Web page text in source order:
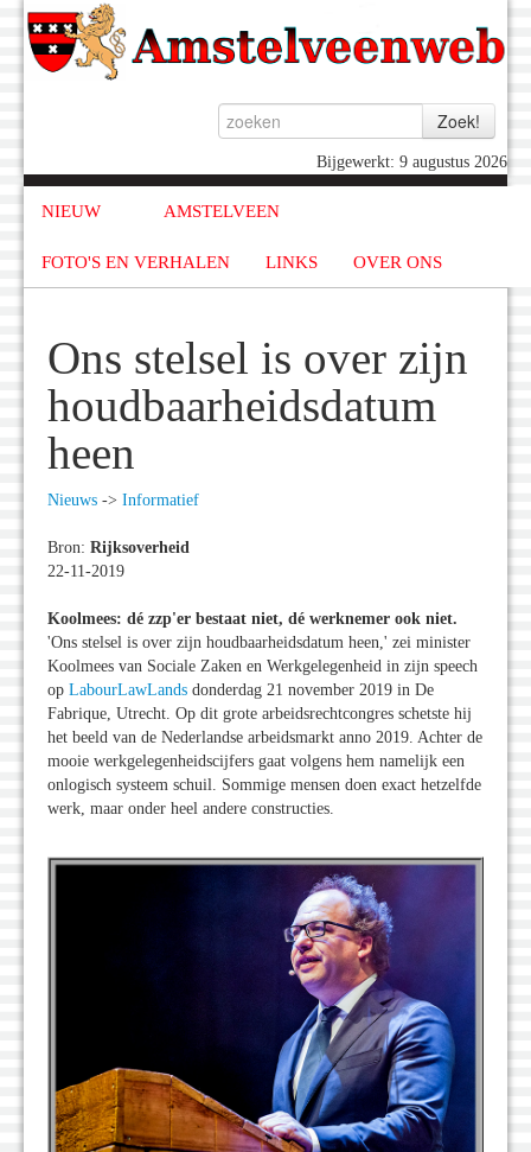
Bijgewerkt: 9 augustus 2026
NIEUW AMSTELVEEN
FOTO'S EN VERHALEN LINKS OVER ONS
Ons stelsel is over zijn
houdbaarheidsdatum
heen
Nieuws -> Informatief
Bron: Rijksoverheid
22-11-2019
Koolmees: dé zzp'er bestaat niet, dé werknemer ook niet.
'Ons stelsel is over zijn houdbaarheidsdatum heen,' zei minister
Koolmees van Sociale Zaken en Werkgelegenheid in zijn speech
op LabourLawLands donderdag 21 november 2019 in De
Fabrique, Utrecht. Op dit grote arbeidsrechtcongres schetste hij
het beeld van de Nederlandse arbeidsmarkt anno 2019. Achter de
mooie werkgelegenheidscijfers gaat volgens hem namelijk een
onlogisch systeem schuil. Sommige mensen doen exact hetzelfde
werk, maar onder heel andere constructies.